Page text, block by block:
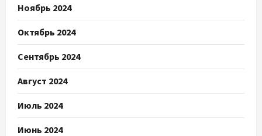
Ноябрь 2024
Октябрь 2024
Сентябрь 2024
Август 2024
Июль 2024
Июнь 2024